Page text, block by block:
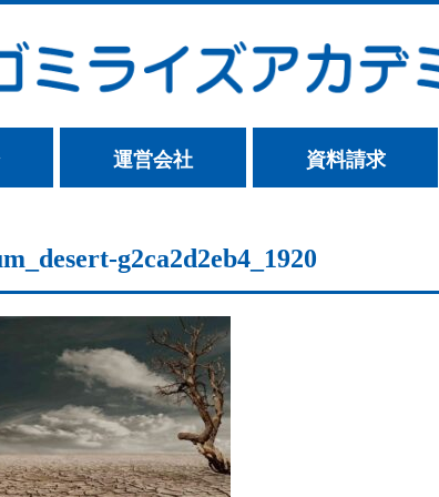
運営会社 資料請求
g2ca2d2eb4_1920